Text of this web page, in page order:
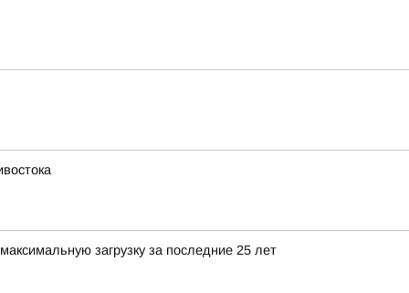
загрузку за последние 25 лет